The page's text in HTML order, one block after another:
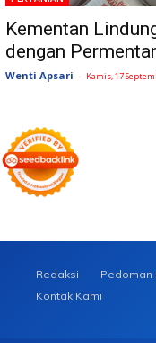
Kementan
dengan
Wenti Apsari - Kamis, 17
Redaksi Pedoman
Kontak Kami